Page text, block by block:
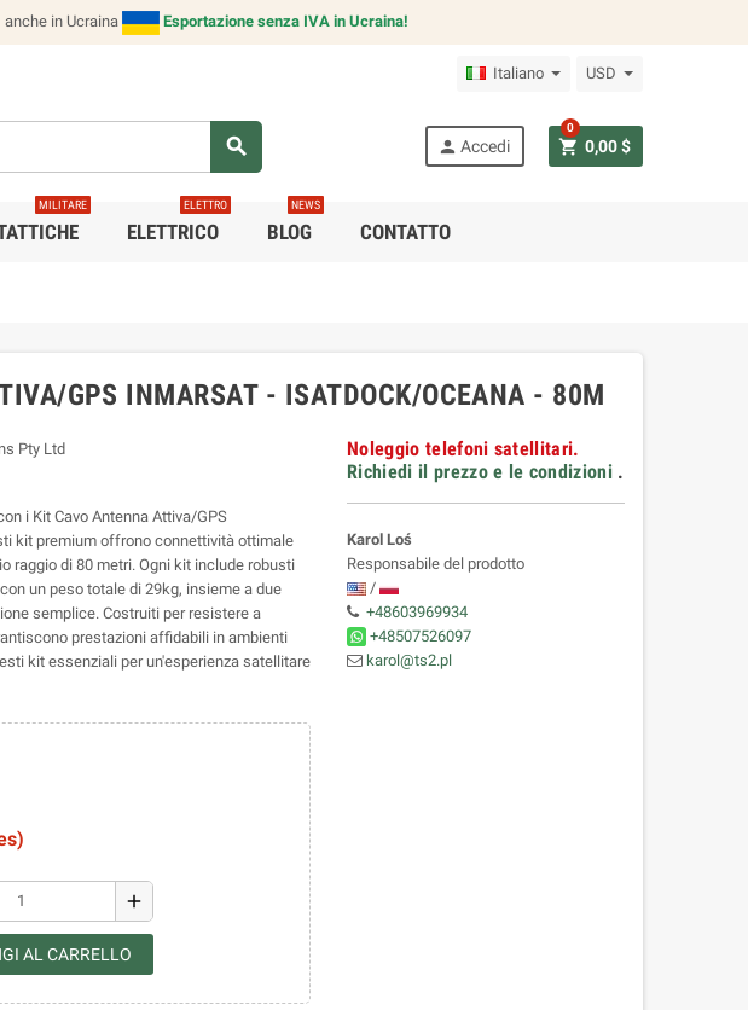
in Ucraina Esportazione senza IVA in Ucraina!
Italiano USD
search person Accedi shopping_cart 0,00 $
0
MILITARE
ELETTRICO
ELETTRO
BLOG
NEWS
CONTATTO
GPS INMARSAT - ISATDOCK/OCEANA - 80M
Pty Ltd
i Kit Cavo Antenna Attiva/GPS
kit premium offrono connettività ottimale
raggio di 80 metri. Ogni kit include robusti
un peso totale di 29kg, insieme a due
semplice. Costruiti per resistere a
prestazioni affidabili in ambienti
kit essenziali per un'esperienza satellitare
add
AL CARRELLO
Noleggio telefoni satellitari.
Richiedi il prezzo e le condizioni .
Karol Loś
Responsabile del prodotto
/
+48603969934
+48507526097
karol@ts2.pl